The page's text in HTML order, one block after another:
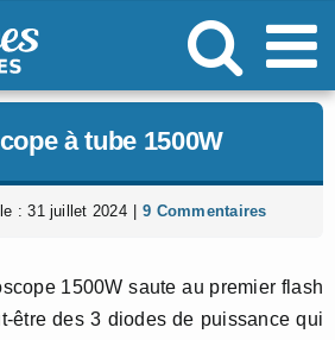
à tube 1500W
: 31 juillet 2024 9 Commentaires
1500W saute au premier flash
être des 3 diodes de puissance qui